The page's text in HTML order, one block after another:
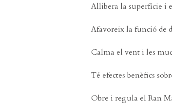
Allibera la superfície i
Afavoreix la funció de
Calma el vent i les
Té efectes benèfics
Obre i regula el Ran